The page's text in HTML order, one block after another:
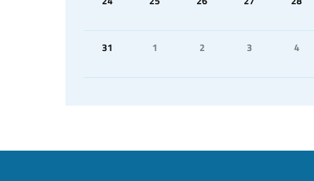
31 1 2 3 4